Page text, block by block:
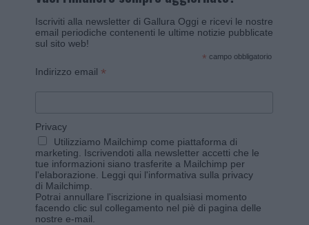
Iscriviti alla newsletter di Gallura Oggi e ricevi le nostre
email periodiche contenenti le ultime notizie pubblicate
sul sito web!
* campo obbligatorio
Indirizzo email *
Privacy
Utilizziamo Mailchimp come piattaforma di
marketing. Iscrivendoti alla newsletter accetti che le
tue informazioni siano trasferite a Mailchimp per
l'elaborazione. Leggi qui l'informativa sulla privacy
di Mailchimp
Potrai annullare l'iscrizione in qualsiasi momento
facendo clic sul collegamento nel piè di pagina delle
nostre e-mail.